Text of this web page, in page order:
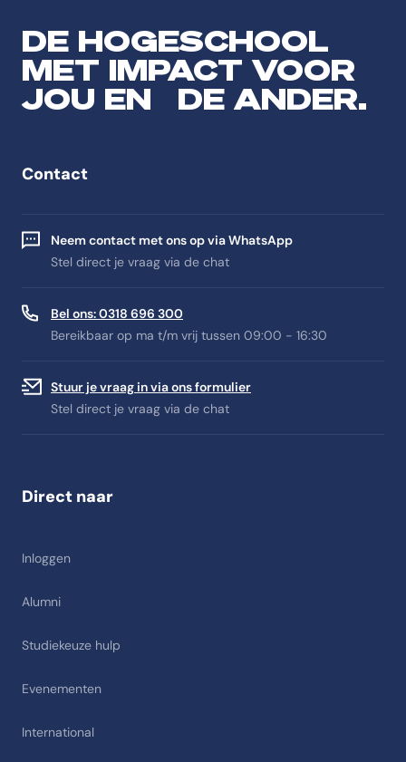
DE HOGESCHOOL
MET IMPACT VOOR
JOU EN DE ANDER.
Contact
Neem contact met ons op via WhatsApp
Stel direct je vraag via de chat
Bel ons: 0318 696 300
Bereikbaar op ma t/m vrij tussen 09:00 - 16:30
Stuur je vraag in via ons formulier
Stel direct je vraag via de chat
Direct naar
Inloggen
Alumni
Studiekeuze hulp
Evenementen
International